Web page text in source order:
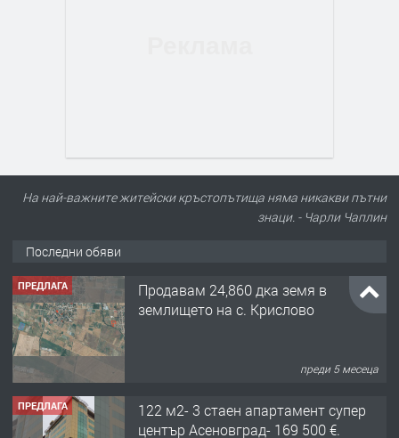
На най-важните житейски кръстопътища няма никакви пътни
знаци. - Чарли Чаплин
Последни обяви
ПРЕДЛАГА
Продавам 24,860 дка земя в
землището на с. Крислово
преди 5 месеца
ПРЕДЛАГА
122 м2- 3 стаен апартамент супер
център Асеновград- 169 500 €.